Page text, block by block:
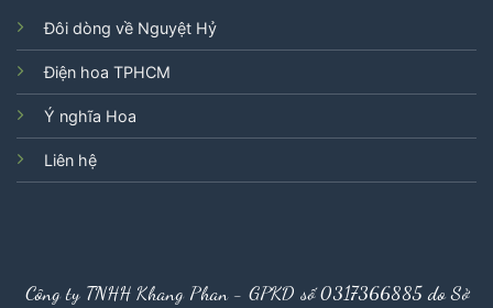
Đôi dòng về Nguyệt Hỷ
Điện hoa TPHCM
Ý nghĩa Hoa
Liên hệ
Công ty TNHH Khang Phan - GPKD số 0317366885 do Sở